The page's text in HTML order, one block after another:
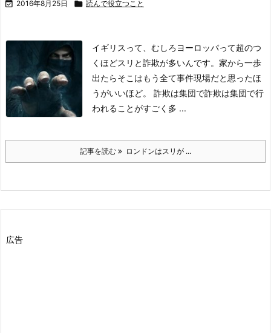
 2016年8月25日  読んで役立つこと
イギリスって、むしろヨーロッパって超のつ
くほどスリと詐欺が多いんです。 家から一歩
出たらそこはもう全て事件現場だと思ったほ
うがいいほど。
詐欺は集団で詐欺は集団で行
われることがすごく多 ...
記事を読む ロンドンはスリが ...
広告